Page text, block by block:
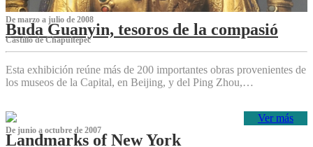
De marzo a julio de 2008
Buda Guanyin, tesoros de la compasió
Castillo de Chapultepec
Esta exhibición reúne más de 200 importantes obras provenientes de
los museos de la Capital, en Beijing, y del Ping Zhou,…
Ver más
De junio a octubre de 2007
Landmarks of New York